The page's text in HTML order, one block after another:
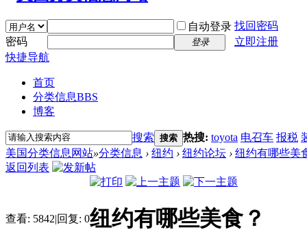
自动登录 找回密码
密码
登录
立即注册
快捷导航
首页
分类信息BBS
博客
搜索 搜索 热搜: toyota 电召车 报税
美国分类信息网站»分类信息 › 纽约 › 纽约论坛 › 纽约有哪些美
返回列表
查看: 5842|回复: 0纽约有哪些美食？